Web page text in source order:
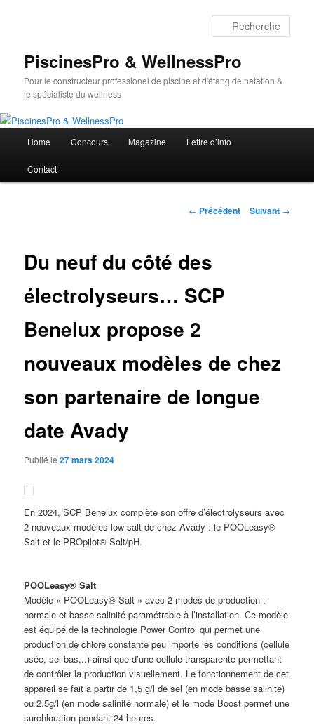
PiscinesPro & WellnessPro
Pour le constructeur professionel de piscine et d'étang de natation &
le spécialiste du wellness
principal
Home Concours Magazine Lettre d’info
Contact
Navigation
← Précédent Suivant →
Du neuf du côté des
électrolyseurs… SCP
Benelux propose 2
nouveaux modèles de chez
son partenaire de longue
date Avady
Publié le27 mars 2024
En 2024, SCP Benelux complète son offre d’électrolyseurs avec
2 nouveaux modèles low salt de chez Avady : le POOLeasy®
Salt et le PROpilot® Salt/pH.
POOLeasy® Salt
Modèle « POOLeasy® Salt » avec 2 modes de production :
normale et basse salinité paramétrable à l’installation. Ce modèle
est équipé de la technologie Power Control qui permet une
production de chlore constante peu importe les conditions (cellule
usée, sel bas,..) ainsi que d’une cellule transparente permettant
de contrôler la production visuellement. Le fonctionnement de cet
appareil se fait à partir de 1,5 g/l de sel (en mode basse salinité)
ou 2.5g/l (en mode salinité normale) et le mode Boost permet une
surchloration pendant 24 heures.